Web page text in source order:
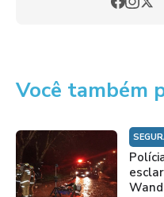
Você também